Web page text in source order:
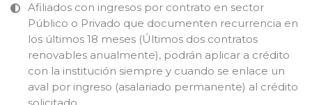
Afiliados con ingresos por contrato en sector
Público o Privado que documenten recurrencia en
los últimos 18 meses (Últimos dos contratos
renovables anualmente), podrán aplicar a crédito
con la institución siempre y cuando se enlace un
aval por ingreso (asalariado permanente) al crédito